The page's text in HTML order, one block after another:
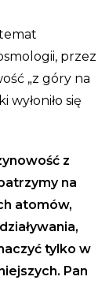
przez
„z góry na
wyłoniło się
z
na
atomów,
tylko w
Pan